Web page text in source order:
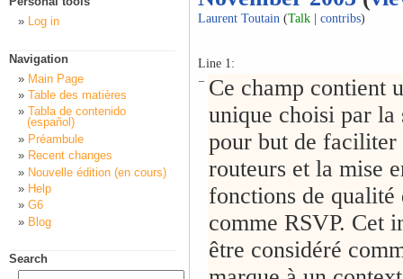
Laurent Toutain (Talk contribs)
Line 1:
− Ce champ contient
unique choisi par la
pour but de faciliter
routeurs et la mise
fonctions de qualité
comme RSVP. Cet
être considéré
Log in
Navigation
Main Page
Table des matières
Tabla de contenido
(español)
Préambule
Recent changes
Nouvelle édition (en cours)
Help
G6
Blog
Search